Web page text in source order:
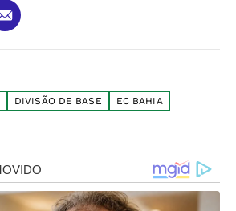
DIVISÃO DE BASE
EC BAHIA